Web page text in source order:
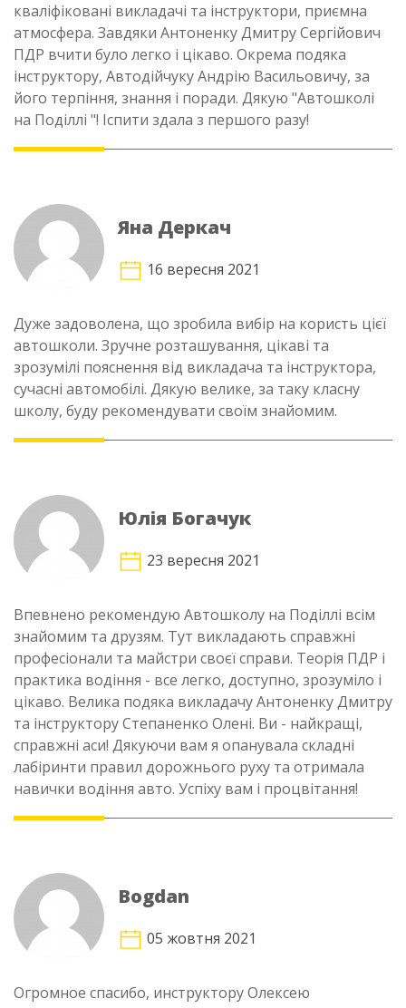
кваліфіковані викладачі та інструктори, приємна
атмосфера. Завдяки Антоненку Дмитру Сергійович
ПДР вчити було легко і цікаво. Окрема подяка
інструктору, Автодійчуку Андрію Васильовичу, за
його терпіння, знання і поради. Дякую "Автошколі
на Поділлі "! Іспити здала з першого разу!
Яна Деркач
16 вересня 2021
Дуже задоволена, що зробила вибір на користь цієї
автошколи. Зручне розташування, цікаві та
зрозумілі пояснення від викладача та інструктора,
сучасні автомобілі. Дякую велике, за таку класну
школу, буду рекомендувати своїм знайомим.
Юлія Богачук
23 вересня 2021
Впевнено рекомендую Автошколу на Поділлі всім
знайомим та друзям. Тут викладають справжні
професіонали та майстри своєї справи. Теорія ПДР і
практика водіння - все легко, доступно, зрозуміло і
цікаво. Велика подяка викладачу Антоненку Дмитру
та інструктору Степаненко Олені. Ви - найкращі,
справжні аси! Дякуючи вам я опанувала складні
лабіринти правил дорожнього руху та отримала
навички водіння авто. Успіху вам і процвітання!
Bogdan
05 жовтня 2021
Огромное спасибо, инструктору Олексею